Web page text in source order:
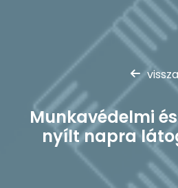
Rólunk
Hírek
Partnerek
vissza
Munkavédelmi
nyílt napra